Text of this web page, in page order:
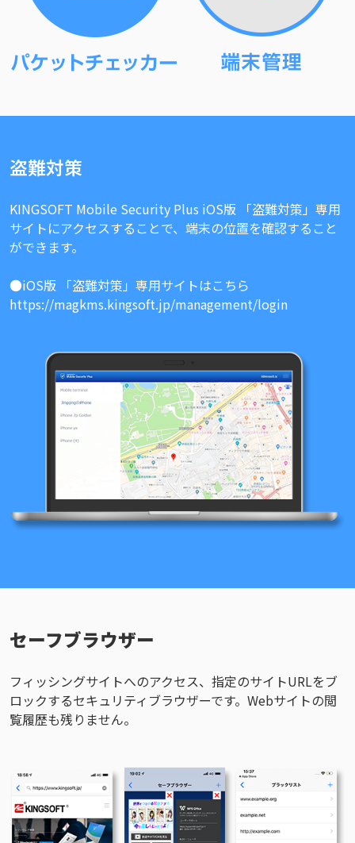
盗難対策
KINGSOFT Mobile Security Plus iOS版 「盗難対策」専用
サイトにアクセスすることで、端末の位置を確認すること
ができます。
●iOS版 「盗難対策」専用サイトはこちら
https://magkms.kingsoft.jp/management/login
セーフブラウザー
フィッシングサイトへのアクセス、指定のサイトURLをブ
ロックするセキュリティブラウザーです。Webサイトの閲
覧履歴も残りません。